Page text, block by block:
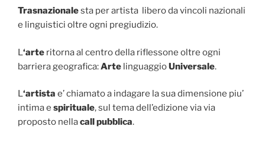
Trasnazionalesta per artista libero da vincoli nazionali
e linguistici oltre ogni pregiudizio.
L‘arte ritorna al centro della riflessone oltre ogni
barriera geografica:Arte linguaggioUniversale.
L‘artista e’ chiamato a indagare la sua dimensione piu’
intima e spirituale, sul tema dell’edizione via via
proposto nellacall pubblica.